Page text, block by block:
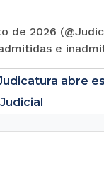
de 2026
e
abre